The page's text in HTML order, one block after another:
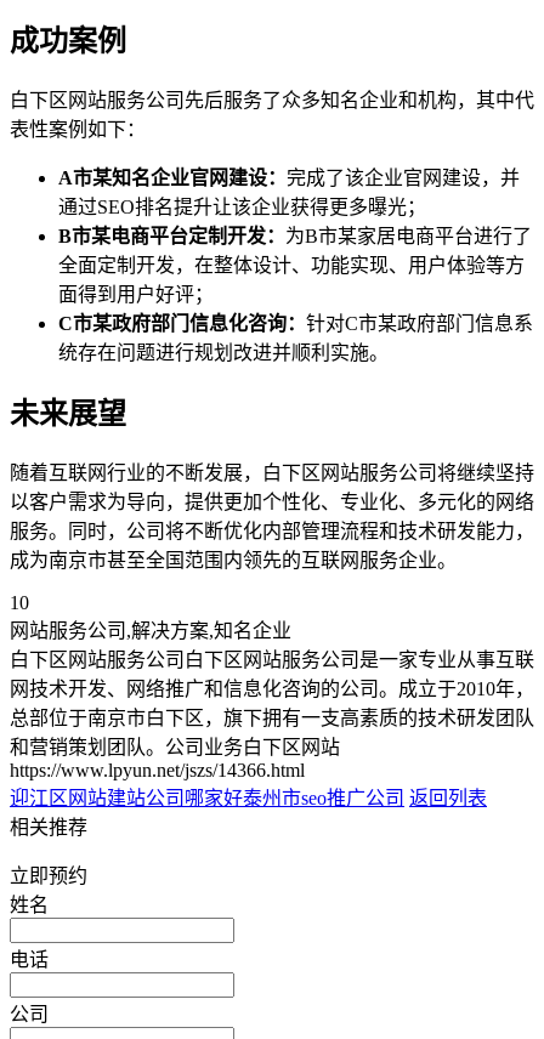
成功案例
白下区网站服务公司先后服务了众多知名企业和机构，其中代
表性案例如下：
A市某知名企业官网建设： 完成了该企业官网建设，并
通过SEO排名提升让该企业获得更多曝光；
B市某电商平台定制开发： 为B市某家居电商平台进行了
全面定制开发，在整体设计、功能实现、用户体验等方
面得到用户好评；
C市某政府部门信息化咨询： 针对C市某政府部门信息系
统存在问题进行规划改进并顺利实施。
未来展望
随着互联网行业的不断发展，白下区网站服务公司将继续坚持
以客户需求为导向，提供更加个性化、专业化、多元化的网络
服务。同时，公司将不断优化内部管理流程和技术研发能力，
成为南京市甚至全国范围内领先的互联网服务企业。
10
网站服务公司,解决方案,知名企业
白下区网站服务公司白下区网站服务公司是一家专业从事互联
网技术开发、网络推广和信息化咨询的公司。成立于2010年，
总部位于南京市白下区，旗下拥有一支高素质的技术研发团队
和营销策划团队。公司业务白下区网站
https://www.lpyun.net/jszs/14366.html
迎江区网站建站公司哪家好泰州市seo推广公司 返回列表
相关推荐
立即预约
姓名
电话
公司